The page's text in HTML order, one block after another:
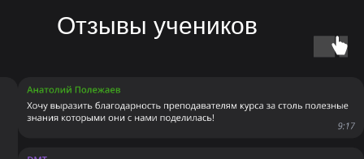
Отзывы учеников